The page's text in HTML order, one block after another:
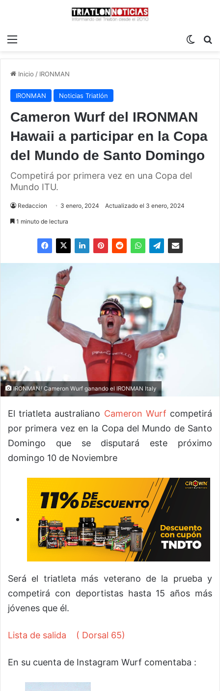
Inicio / IRONMAN
IRONMAN Noticias Triatlón
Cameron Wurf del IRONMAN
Hawaii a participar en la Copa
del Mundo de Santo Domingo
Competirá por primera vez en una Copa del
Mundo ITU.
Redaccion 3 enero, 2024 Actualizado el 3 enero, 2024
1 minuto de lectura
IRONMAN/ Cameron Wurf ganando el IRONMAN Italy
El triatleta australiano Cameron Wurf competirá
por primera vez en la Copa del Mundo de Santo
Domingo que se disputará este próximo
domingo 10 de Noviembre
Será el triatleta más veterano de la prueba y
competirá con deportistas hasta 15 años más
jóvenes que él.
Lista de salida ( Dorsal 65)
En su cuenta de Instagram Wurf comentaba :